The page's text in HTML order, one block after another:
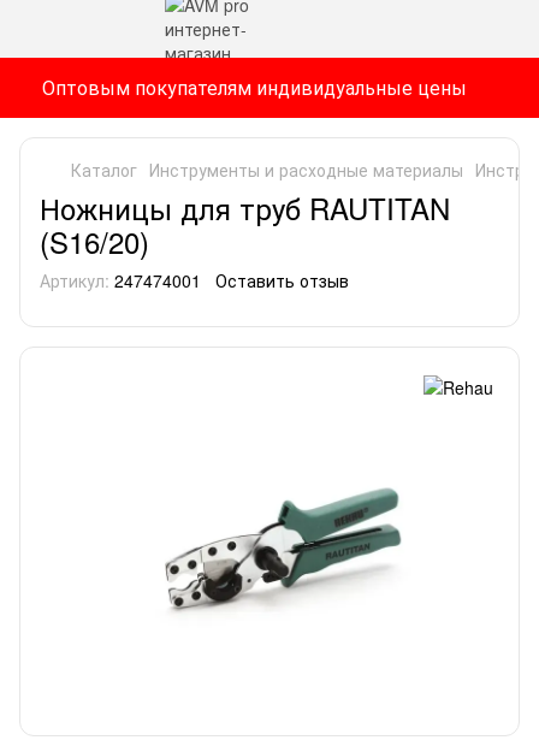
Оптовым покупателям индивидуальные цены
Каталог Инструменты и расходные материалы
Ножницы для труб RAUTITAN
(S16/20)
Артикул: 247474001 Оставить отзыв